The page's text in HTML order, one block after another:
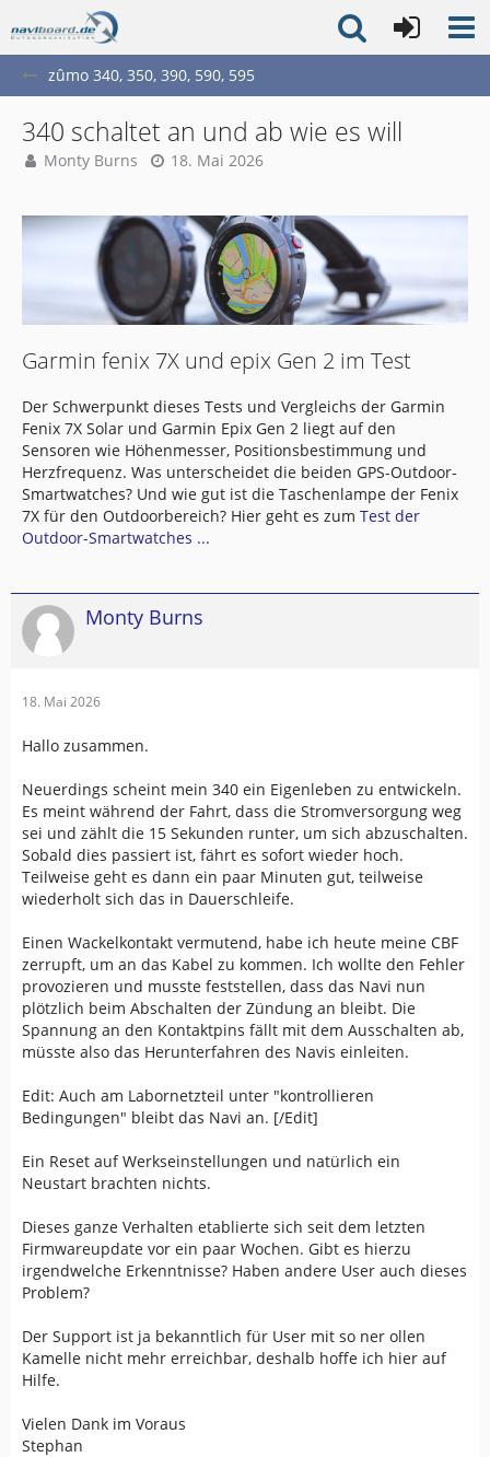
zûmo 340, 350, 390, 590, 595
340 schaltet an und ab wie es will
Monty Burns 18. Mai 2026
Garmin fenix 7X und epix Gen 2 im Test
Der Schwerpunkt dieses Tests und Vergleichs der Garmin
Fenix 7X Solar und Garmin Epix Gen 2 liegt auf den
Sensoren wie Höhenmesser, Positionsbestimmung und
Herzfrequenz. Was unterscheidet die beiden GPS-Outdoor-
Smartwatches? Und wie gut ist die Taschenlampe der Fenix
7X für den Outdoorbereich? Hier geht es zum Test der
Outdoor-Smartwatches ...
Monty Burns
18. Mai 2026
Hallo zusammen.
Neuerdings scheint mein 340 ein Eigenleben zu entwickeln.
Es meint während der Fahrt, dass die Stromversorgung weg
sei und zählt die 15 Sekunden runter, um sich abzuschalten.
Sobald dies passiert ist, fährt es sofort wieder hoch.
Teilweise geht es dann ein paar Minuten gut, teilweise
wiederholt sich das in Dauerschleife.
Einen Wackelkontakt vermutend, habe ich heute meine CBF
zerrupft, um an das Kabel zu kommen. Ich wollte den Fehler
provozieren und musste feststellen, dass das Navi nun
plötzlich beim Abschalten der Zündung an bleibt. Die
Spannung an den Kontaktpins fällt mit dem Ausschalten ab,
müsste also das Herunterfahren des Navis einleiten.
Edit: Auch am Labornetzteil unter "kontrollieren
Bedingungen" bleibt das Navi an. [/Edit]
Ein Reset auf Werkseinstellungen und natürlich ein
Neustart brachten nichts.
Dieses ganze Verhalten etablierte sich seit dem letzten
Firmwareupdate vor ein paar Wochen. Gibt es hierzu
irgendwelche Erkenntnisse? Haben andere User auch dieses
Problem?
Der Support ist ja bekanntlich für User mit so ner ollen
Kamelle nicht mehr erreichbar, deshalb hoffe ich hier auf
Hilfe.
Vielen Dank im Voraus
Stephan